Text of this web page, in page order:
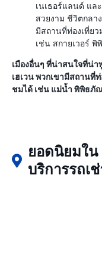
เนเธอร์แลนด์ แ
สวยงาม ชีวิตกล
มีสถานที่ท่องเที่ยว
เช่น สกายเวอร์
เมืองอื่นๆ ที่น่าสนใจที่น่า
เฮเวน พวกเขามีสถานที่
ชมได้ เช่น แม่น้ำ พิพิธภั
ยอดนิยมใน
บริการรถเ